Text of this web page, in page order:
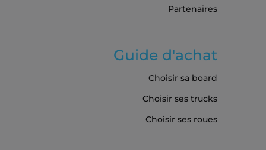
Partenaires
Guide d'achat
Choisir sa board
Choisir ses trucks
Choisir ses roues